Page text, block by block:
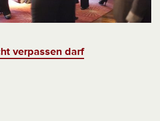
verpassen darf